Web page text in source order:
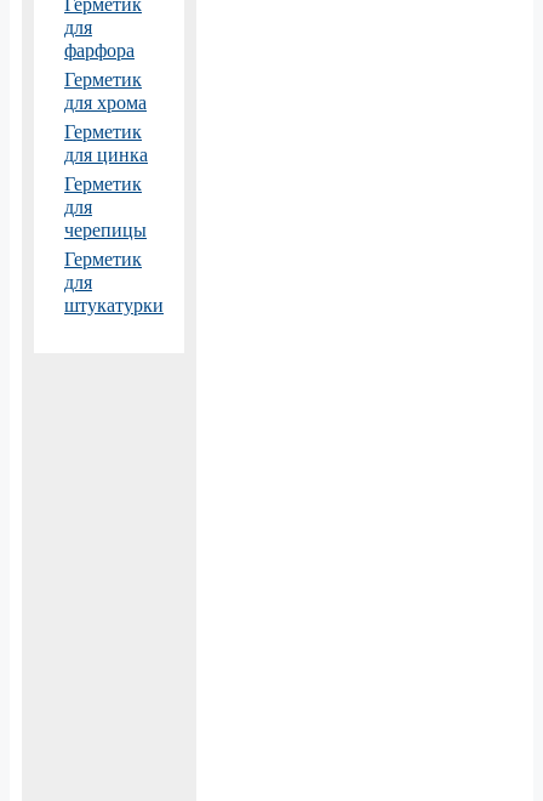
для
фарфора
Герметик
для хрома
Герметик
для цинка
Герметик
для
черепицы
Герметик
для
штукатурки